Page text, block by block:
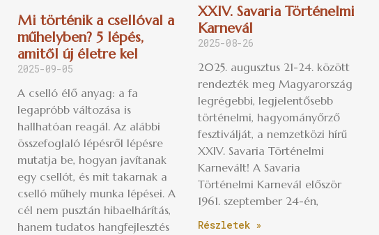
Mi történik a csellóval a
műhelyben? 5 lépés,
amitől új életre kel
2025-09-05
A cselló élő anyag: a fa
legapróbb változása is
hallhatóan reagál. Az alábbi
összefoglaló lépésről lépésre
mutatja be, hogyan javítanak
egy csellót, és mit takarnak a
cselló műhely munka lépései. A
cél nem pusztán hibaelhárítás,
hanem tudatos hangfejlesztés
XXIV. Savaria Történelmi
Karnevál
2025-08-26
2025. augusztus 21-24. között
rendezték meg Magyarország
legrégebbi, legjelentősebb
történelmi, hagyományőrző
fesztiválját, a nemzetközi hírű
XXIV. Savaria Történelmi
Karnevált! A Savaria
Történelmi Karnevál először
1961. szeptember 24-én,
Részletek »